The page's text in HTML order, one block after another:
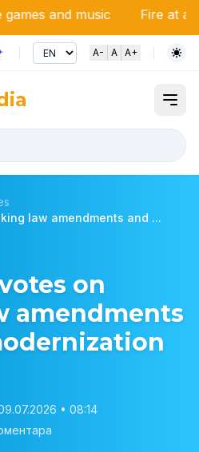
Fire at a military plant
A- A A+
law amendments and ...
on
amendments
• 08:14